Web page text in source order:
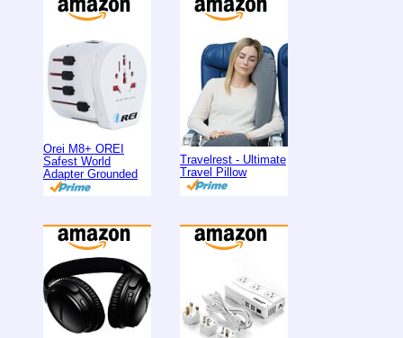
Orei M8+ OREI
Safest World
Adapter Grounded
Travelrest - Ultimate
Travel Pillow